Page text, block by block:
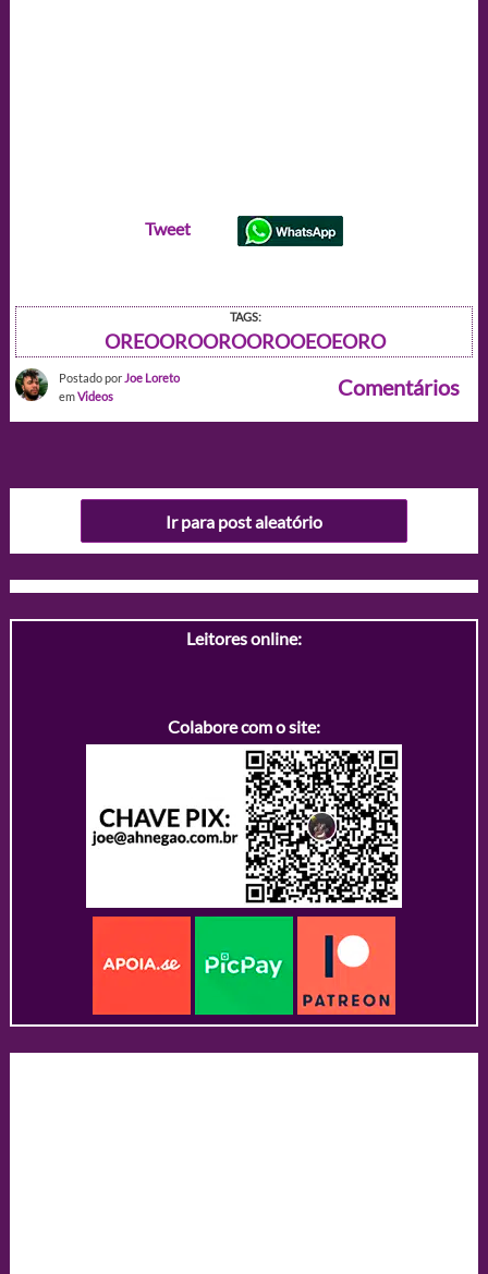
Tweet
TAGS:
OREOOROOROOROOEOEORO
Postado por Joe Loreto
emVideos Comentários
Ir para post aleatório
Leitores online:
Colabore com o site: